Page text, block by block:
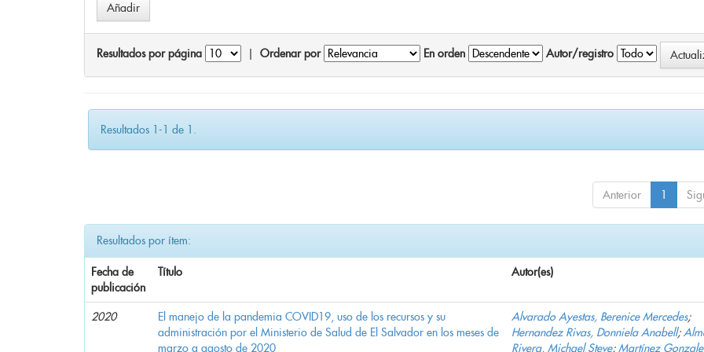
Resultados por página Ordenar por En orden Autor/registro
Resultados 1-1 de 1.
Anterior 1
Resultados por ítem:
Fecha de
publicación
Título Autor(es)
2020
El manejo de la pandemia COVID19, uso de los recursos y su
administración por el Ministerio de Salud de El Salvador en los meses de
marzo a agosto de 2020
Alvarado Ayestas, Berenice Mercedes;
Hernandez Rivas, Donniela Anabell;
Rivera, Michael Steve;Martínez